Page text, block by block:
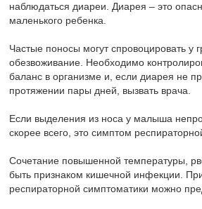
наблюдаться диареи. Диарея – это
маленького ребенка.
Частые поносы могут спровоцировать у
обезвоживание. Необходимо
баланс в организме и, если диарея не
протяжении пары дней, вызвать врача.
Если выделения из носа у малыша
скорее всего, это симптом
Сочетание повышенной температуры,
быть признаком кишечной инфекции.
респираторной симптоматики можно